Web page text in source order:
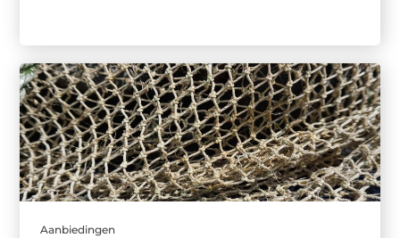
Aanbiedingen